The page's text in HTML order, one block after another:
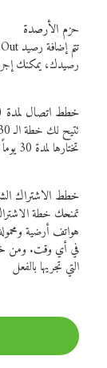
حزم الأرصدة
رصيدك، يمكنك
خطط اتصال لمدة 30 يومًا
تختارها لمدة 30 يوماً بأسعار فايبر المنخفضة.
خطط الاشتراك
تمنحك خطة
هواتف أرضية
في أي وقت. ومن
التي تجريها بالفعل